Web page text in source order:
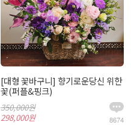
[대형 꽃바구니] 향기로운당신 위한
꽃(퍼플&핑크)
350,000원
298,000원
8674